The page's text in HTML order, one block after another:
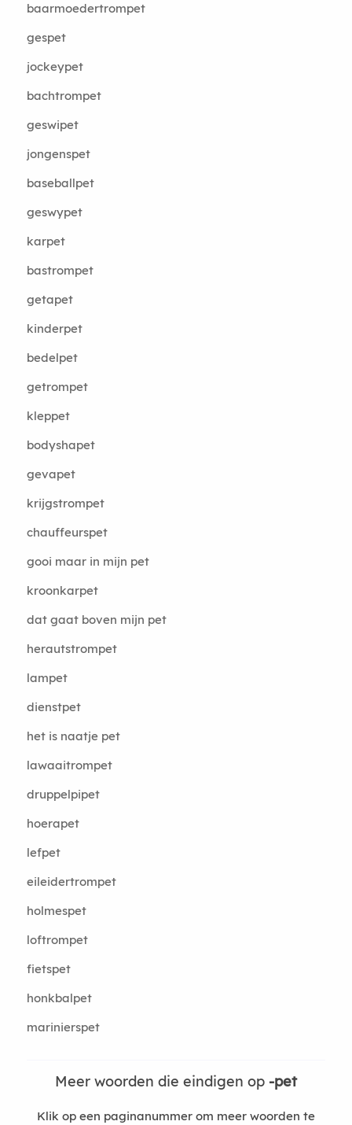
baarmoedertrompet
gespet
jockeypet
bachtrompet
geswipet
jongenspet
baseballpet
geswypet
karpet
bastrompet
getapet
kinderpet
bedelpet
getrompet
kleppet
bodyshapet
gevapet
krijgstrompet
chauffeurspet
gooi maar in mijn pet
kroonkarpet
dat gaat boven mijn pet
herautstrompet
lampet
dienstpet
het is naatje pet
lawaaitrompet
druppelpipet
hoerapet
lefpet
eileidertrompet
holmespet
loftrompet
fietspet
honkbalpet
marinierspet
Meer woorden die eindigen op -pet
Klik op een paginanummer om meer woorden te